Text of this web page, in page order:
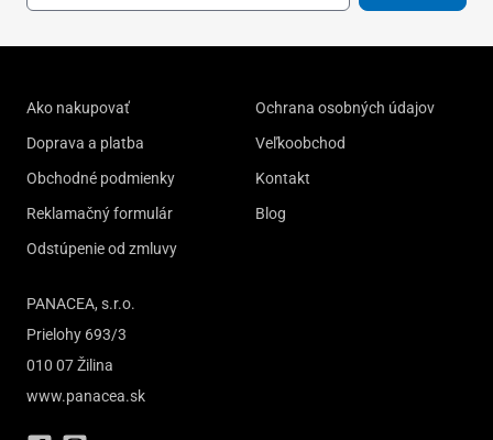
Ako nakupovať
Doprava a platba
Obchodné podmienky
Reklamačný formulár
Odstúpenie od zmluvy
Ochrana osobných údajov
Veľkoobchod
Kontakt
Blog
PANACEA, s.r.o.
Prielohy 693/3
010 07 Žilina
www.panacea.sk